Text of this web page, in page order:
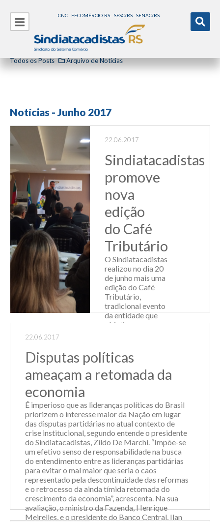
CNC FECOMÉRCIO-RS SESC/RS SENAC/RS
Todos os Posts Arquivo de Notícias
Notícias - Junho 2017
22.06.2017
Sindiatacadistas
promove
nova
edição
do Café
Tributário
O Sindiatacadistas
realizou no dia 20
de junho mais uma
edição do Café
Tributário,
tradicional evento
da entidade que
objetiva
empresas
atacadistas e de
distribuição na
tomad...
22.06.2017
Disputas políticas
ameaçam a retomada da
economia
É imperioso que as lideranças políticas do Brasil
priorizem o interesse maior da Nação em lugar
das disputas partidárias no atual contexto de
crise institucional, segundo entende o presidente
do Sindiatacadistas, Zildo De Marchi. “Impõe-se
um efetivo senso de responsabilidade na busca
do entendimento entre as lideranças partidárias
para evitar o mal maior que seria o caos
representado pela descontinuidade das reformas
e o retrocesso da ainda tímida retomada do
crescimento da economia”, acrescenta. Na sua
avaliação, o ministro da Fazenda, Henrique
Meirelles, e o presidente do Banco Central, Ilan